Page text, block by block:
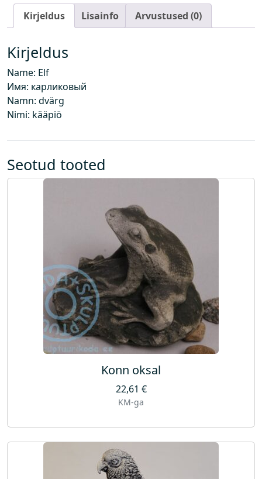
g
u
s
Kirjeldus Lisainfo Arvustused (0)
Kirjeldus
Name: Elf
Имя: карликовый
Namn: dvärg
Nimi: kääpiö
Seotud tooted
Konn oksal
22,61 €
KM-ga